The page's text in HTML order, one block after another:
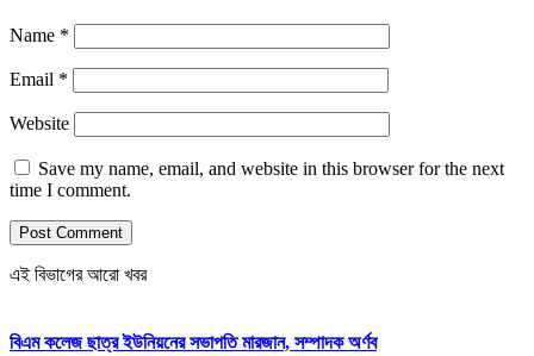
Name *
Email *
Website
Save my name, email, and website in this browser for the next
time I comment.
এই বিভাগের আরো খবর
বিএম কলেজ ছাত্র ইউনিয়নের সভাপতি মারজান, সম্পাদক অর্ণব